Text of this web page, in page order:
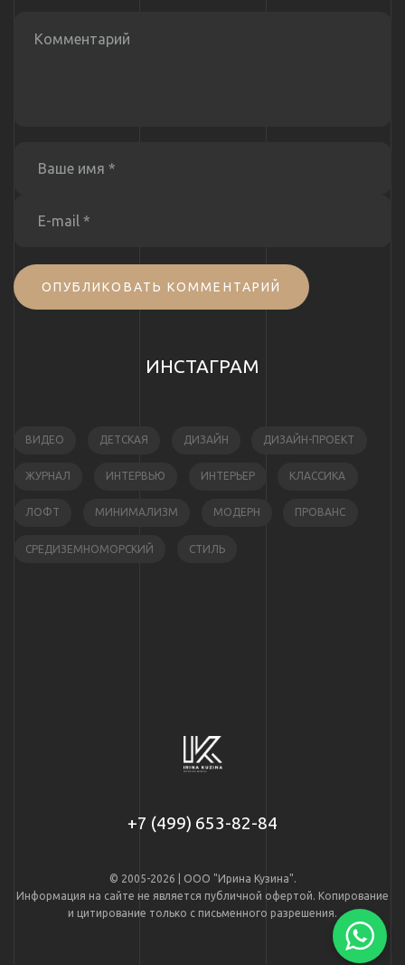
ОПУБЛИКОВАТЬ КОММЕНТАРИЙ
ИНСТАГРАМ
ВИДЕО ДЕТСКАЯ ДИЗАЙН ДИЗАЙН-ПРОЕКТ
ЖУРНАЛ ИНТЕРВЬЮ ИНТЕРЬЕР КЛАССИКА
ЛОФТ МИНИМАЛИЗМ МОДЕРН ПРОВАНС
СРЕДИЗЕМНОМОРСКИЙ СТИЛЬ
+7 (499) 653-82-84
© 2005-2026 | ООО "Ирина Кузина".
Информация на сайте не является публичной офертой. Копирование
и цитирование только с письменного разрешения.